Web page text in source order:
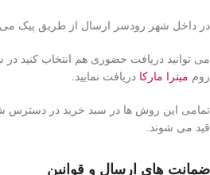
در داخل شهر رودسر ارسال از طریق پیک می
می توانید دریافت حضوری هم انتخاب کنید
روم میترا مارکا دریافت نمایید.
تمامی این روش ها در سبد خرید در دسترس
قید می شوند.
ضمانت های ارسال و قوانین